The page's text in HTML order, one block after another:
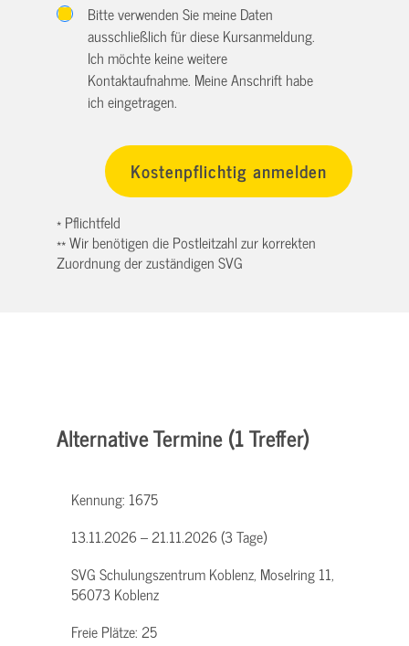
Bitte verwenden Sie meine Daten
ausschließlich für diese Kursanmeldung.
Ich möchte keine weitere
Kontaktaufnahme. Meine Anschrift habe
ich eingetragen.
* Pflichtfeld
** Wir benötigen die Postleitzahl zur korrekten
Zuordnung der zuständigen SVG
Alternative Termine (1 Treffer)
Kennung: 1675
13.11.2026 – 21.11.2026 (3 Tage)
SVG Schulungszentrum Koblenz, Moselring 11,
56073 Koblenz
Freie Plätze:25